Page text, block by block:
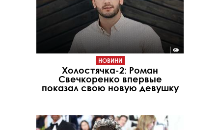
НОВИНИ
Холостячка-2: Роман
Свечкоренко впервые
показал свою новую девушку